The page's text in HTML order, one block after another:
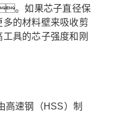
。如果芯子直径保
的材料壁来吸收剪
具的芯子强度和刚
速钢（HSS）制